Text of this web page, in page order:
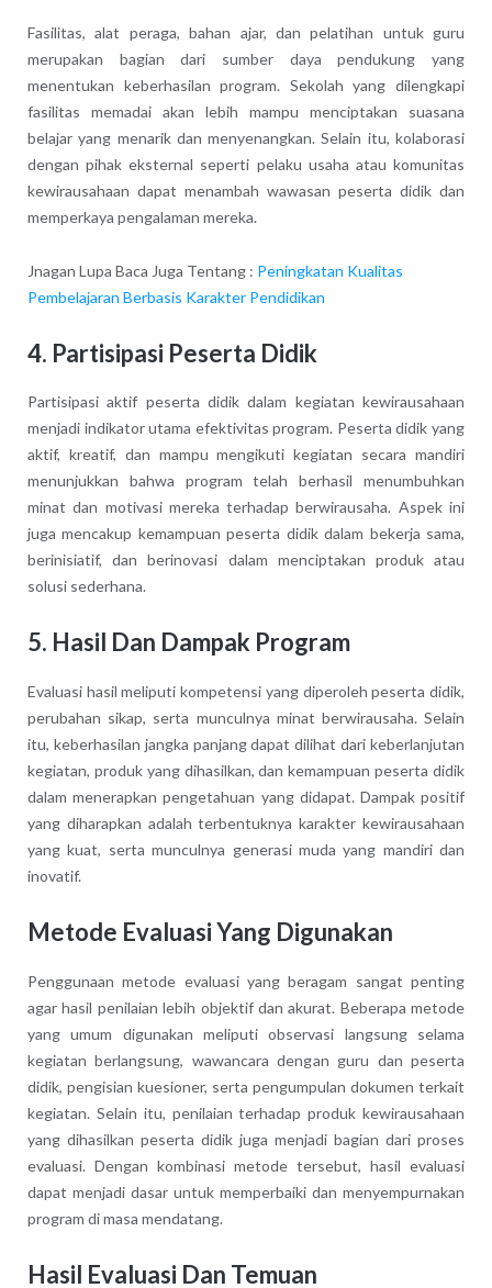
Fasilitas, alat peraga, bahan ajar, dan pelatihan untuk guru
merupakan bagian dari sumber daya pendukung yang
menentukan keberhasilan program. Sekolah yang dilengkapi
fasilitas memadai akan lebih mampu menciptakan suasana
belajar yang menarik dan menyenangkan. Selain itu, kolaborasi
dengan pihak eksternal seperti pelaku usaha atau komunitas
kewirausahaan dapat menambah wawasan peserta didik dan
memperkaya pengalaman mereka.
Jnagan Lupa Baca Juga Tentang : Peningkatan Kualitas
Pembelajaran Berbasis Karakter Pendidikan
4. Partisipasi Peserta Didik
Partisipasi aktif peserta didik dalam kegiatan kewirausahaan
menjadi indikator utama efektivitas program. Peserta didik yang
aktif, kreatif, dan mampu mengikuti kegiatan secara mandiri
menunjukkan bahwa program telah berhasil menumbuhkan
minat dan motivasi mereka terhadap berwirausaha. Aspek ini
juga mencakup kemampuan peserta didik dalam bekerja sama,
berinisiatif, dan berinovasi dalam menciptakan produk atau
solusi sederhana.
5. Hasil Dan Dampak Program
Evaluasi hasil meliputi kompetensi yang diperoleh peserta didik,
perubahan sikap, serta munculnya minat berwirausaha. Selain
itu, keberhasilan jangka panjang dapat dilihat dari keberlanjutan
kegiatan, produk yang dihasilkan, dan kemampuan peserta didik
dalam menerapkan pengetahuan yang didapat. Dampak positif
yang diharapkan adalah terbentuknya karakter kewirausahaan
yang kuat, serta munculnya generasi muda yang mandiri dan
inovatif.
Metode Evaluasi Yang Digunakan
Penggunaan metode evaluasi yang beragam sangat penting
agar hasil penilaian lebih objektif dan akurat. Beberapa metode
yang umum digunakan meliputi observasi langsung selama
kegiatan berlangsung, wawancara dengan guru dan peserta
didik, pengisian kuesioner, serta pengumpulan dokumen terkait
kegiatan. Selain itu, penilaian terhadap produk kewirausahaan
yang dihasilkan peserta didik juga menjadi bagian dari proses
evaluasi. Dengan kombinasi metode tersebut, hasil evaluasi
dapat menjadi dasar untuk memperbaiki dan menyempurnakan
program di masa mendatang.
Hasil Evaluasi Dan Temuan